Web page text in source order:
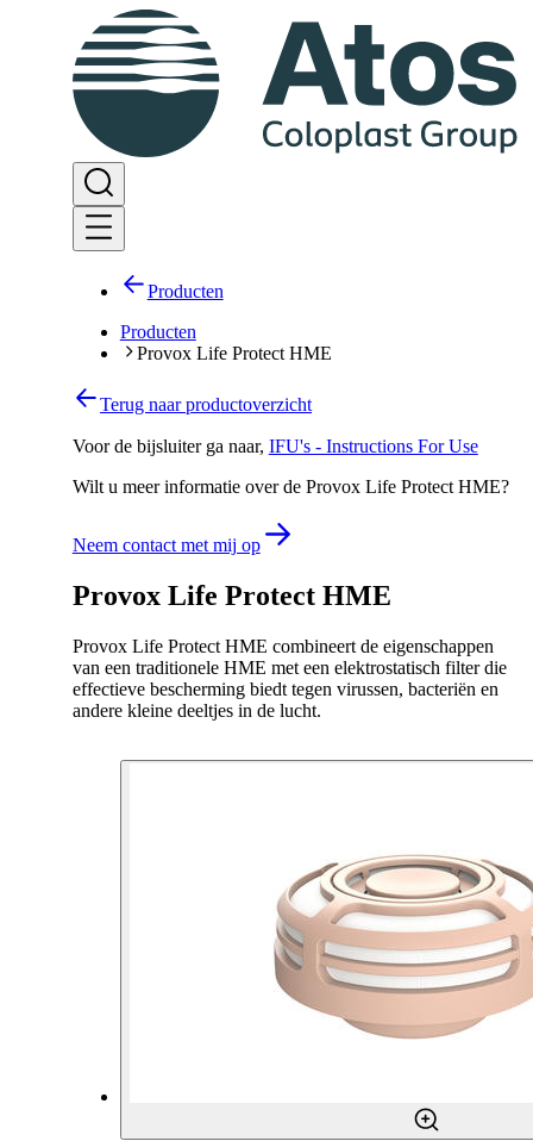
Producten
Producten
Provox Life Protect HME
Provox Life Protect HME
Provox Life Protect HME combineert de eigenschappen
van een traditionele HME met een elektrostatisch filter die
effectieve bescherming biedt tegen virussen, bacteriën en
andere kleine deeltjes in de lucht.
Terug naar productoverzicht
Voor de bijsluiter ga naar, IFU's - Instructions For Use
Wilt u meer informatie over de Provox Life Protect HME?
Neem contact met mij op